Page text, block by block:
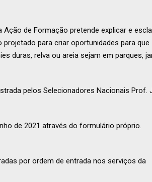
de Formação pretende explicar e
para criar oportunidades para que
duras, relva ou areia sejam em parques,
pelos Selecionadores Nacionais Prof.
de 2021 através do formulário próprio.
por ordem de entrada nos serviços da